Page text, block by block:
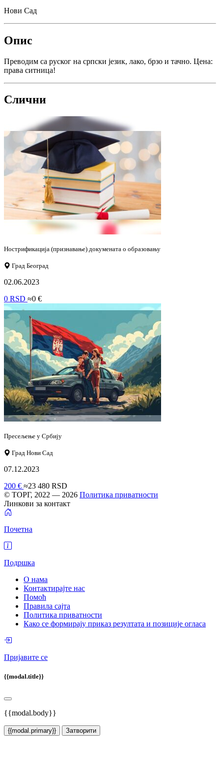
Нови Сад
Опис
Преводим са руског на српски језик, лако, брзо и тачно. Цена:
права ситница!
Слични
Нострификација (признавање) докумената о образовању
Град Београд
02.06.2023
0 RSD ≈0 €
Пресељење у Србију
Град Нови Сад
07.12.2023
200 € ≈23 480 RSD
© ТОРГ, 2022 — 2026 Политика приватности
Линкови за контакт
Почетна
Подршка
О нама
Контактирајте нас
Помоћ
Правила сајта
Политика приватности
Како се формирају приказ резултата и позиције огласа
Пријавите се
{{modal.title}}
{{modal.body}}
{{modal.primary}} Затворити